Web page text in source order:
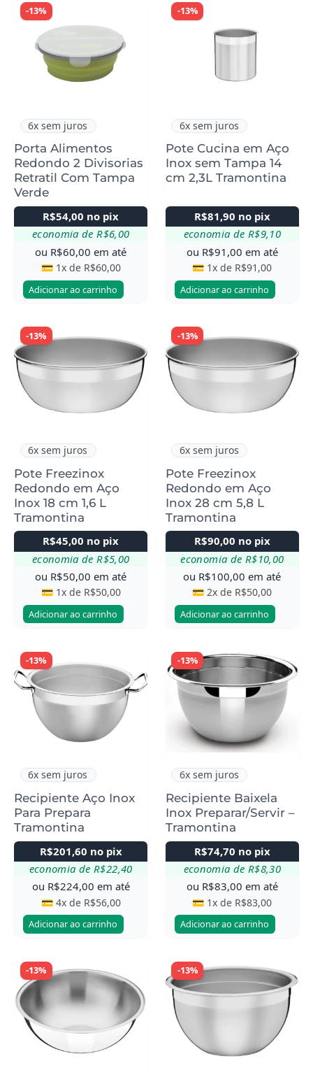
-13%
6x sem juros
Porta Alimentos
Redondo 2 Divisorias
Retratil Com Tampa
Verde
R$54,00 no pix
economia deR$6,00
ou R$60,00 em até
💳 1x de R$60,00
Adicionar ao carrinho
-13%
6x sem juros
Pote Cucina em Aço
Inox sem Tampa 14
cm 2,3L Tramontina
R$81,90 no pix
economia de R$9,10
ou R$91,00 em até
💳 1x de R$91,00
Adicionar ao carrinho
-13%
6x sem juros
Pote Freezinox
Redondo em Aço
Inox 18 cm 1,6 L
Tramontina
R$45,00 no pix
economia de R$5,00
ou R$50,00 em até
💳 1x de R$50,00
Adicionar ao carrinho
-13%
6x sem juros
Pote Freezinox
Redondo em Aço
Inox 28 cm 5,8 L
Tramontina
R$90,00 no pix
economia de R$10,00
ou R$100,00 em até
💳 2x de R$50,00
Adicionar ao carrinho
-13%
6x sem juros
Recipiente Aço Inox
Para Prepara
Tramontina
R$201,60 no pix
economia deR$22,40
ou R$224,00 em até
💳 4x de R$56,00
Adicionar ao carrinho
-13%
6x sem juros
Recipiente Baixela
Inox Preparar/Servir –
Tramontina
R$74,70 no pix
economia de R$8,30
ou R$83,00 em até
💳 1x de R$83,00
Adicionar ao carrinho
-13% -13%